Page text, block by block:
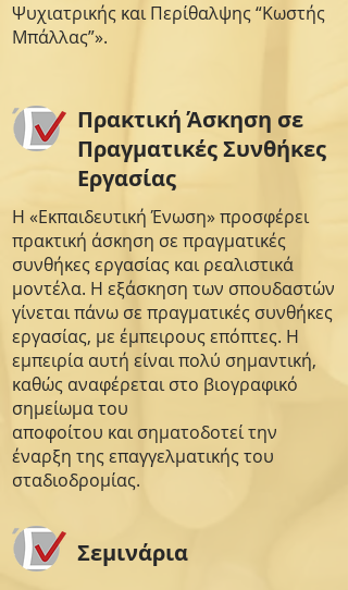
Ψυχιατρικής και Περίθαλψης “Κωστής
Μπάλλας”».
Πρακτική Άσκηση σε
Πραγματικές Συνθήκες
Εργασίας
Η «Εκπαιδευτική Ένωση» προσφέρει
πρακτική άσκηση σε πραγματικές
συνθήκες εργασίας και ρεαλιστικά
μοντέλα. Η εξάσκηση των σπουδαστών
γίνεται πάνω σε πραγματικές συνθήκες
εργασίας, με έμπειρους επόπτες. Η
εμπειρία αυτή είναι πολύ σημαντική,
καθώς αναφέρεται στο βιογραφικό
σημείωμα του
αποφοίτου και σηματοδοτεί την
έναρξη της επαγγελματικής του
σταδιοδρομίας.
Σεμινάρια